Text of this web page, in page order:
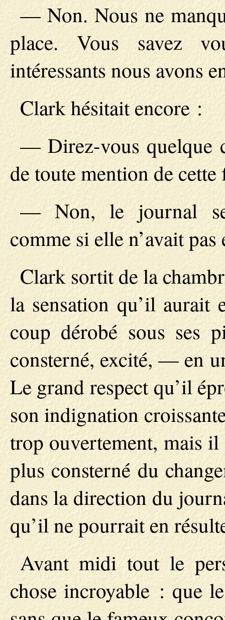
— Non. Nous ne
place. Vous savez
intéressants nous avons
Clark hésitait encore :
— Direz-vous quelque
de toute mention de cette
— Non, le journal
comme si elle n’avait pas
Clark sortit de la
la sensation qu’il aurait
coup dérobé sous ses
consterné, excité, — en
Le grand respect qu’il
son indignation
trop ouvertement, mais il
plus consterné du
dans la direction du
qu’il ne pourrait en
Avant midi tout le
chose incroyable : que